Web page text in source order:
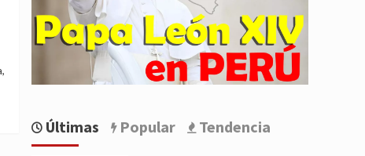
Últimas Popular Tendencia